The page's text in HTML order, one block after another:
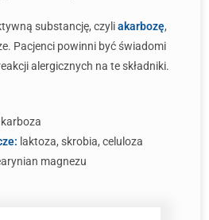
substancję, czyliakarbozę,
Pacjenci powinni być świadomi
alergicznych na te składniki.
laktoza, skrobia, celuloza
magnezu